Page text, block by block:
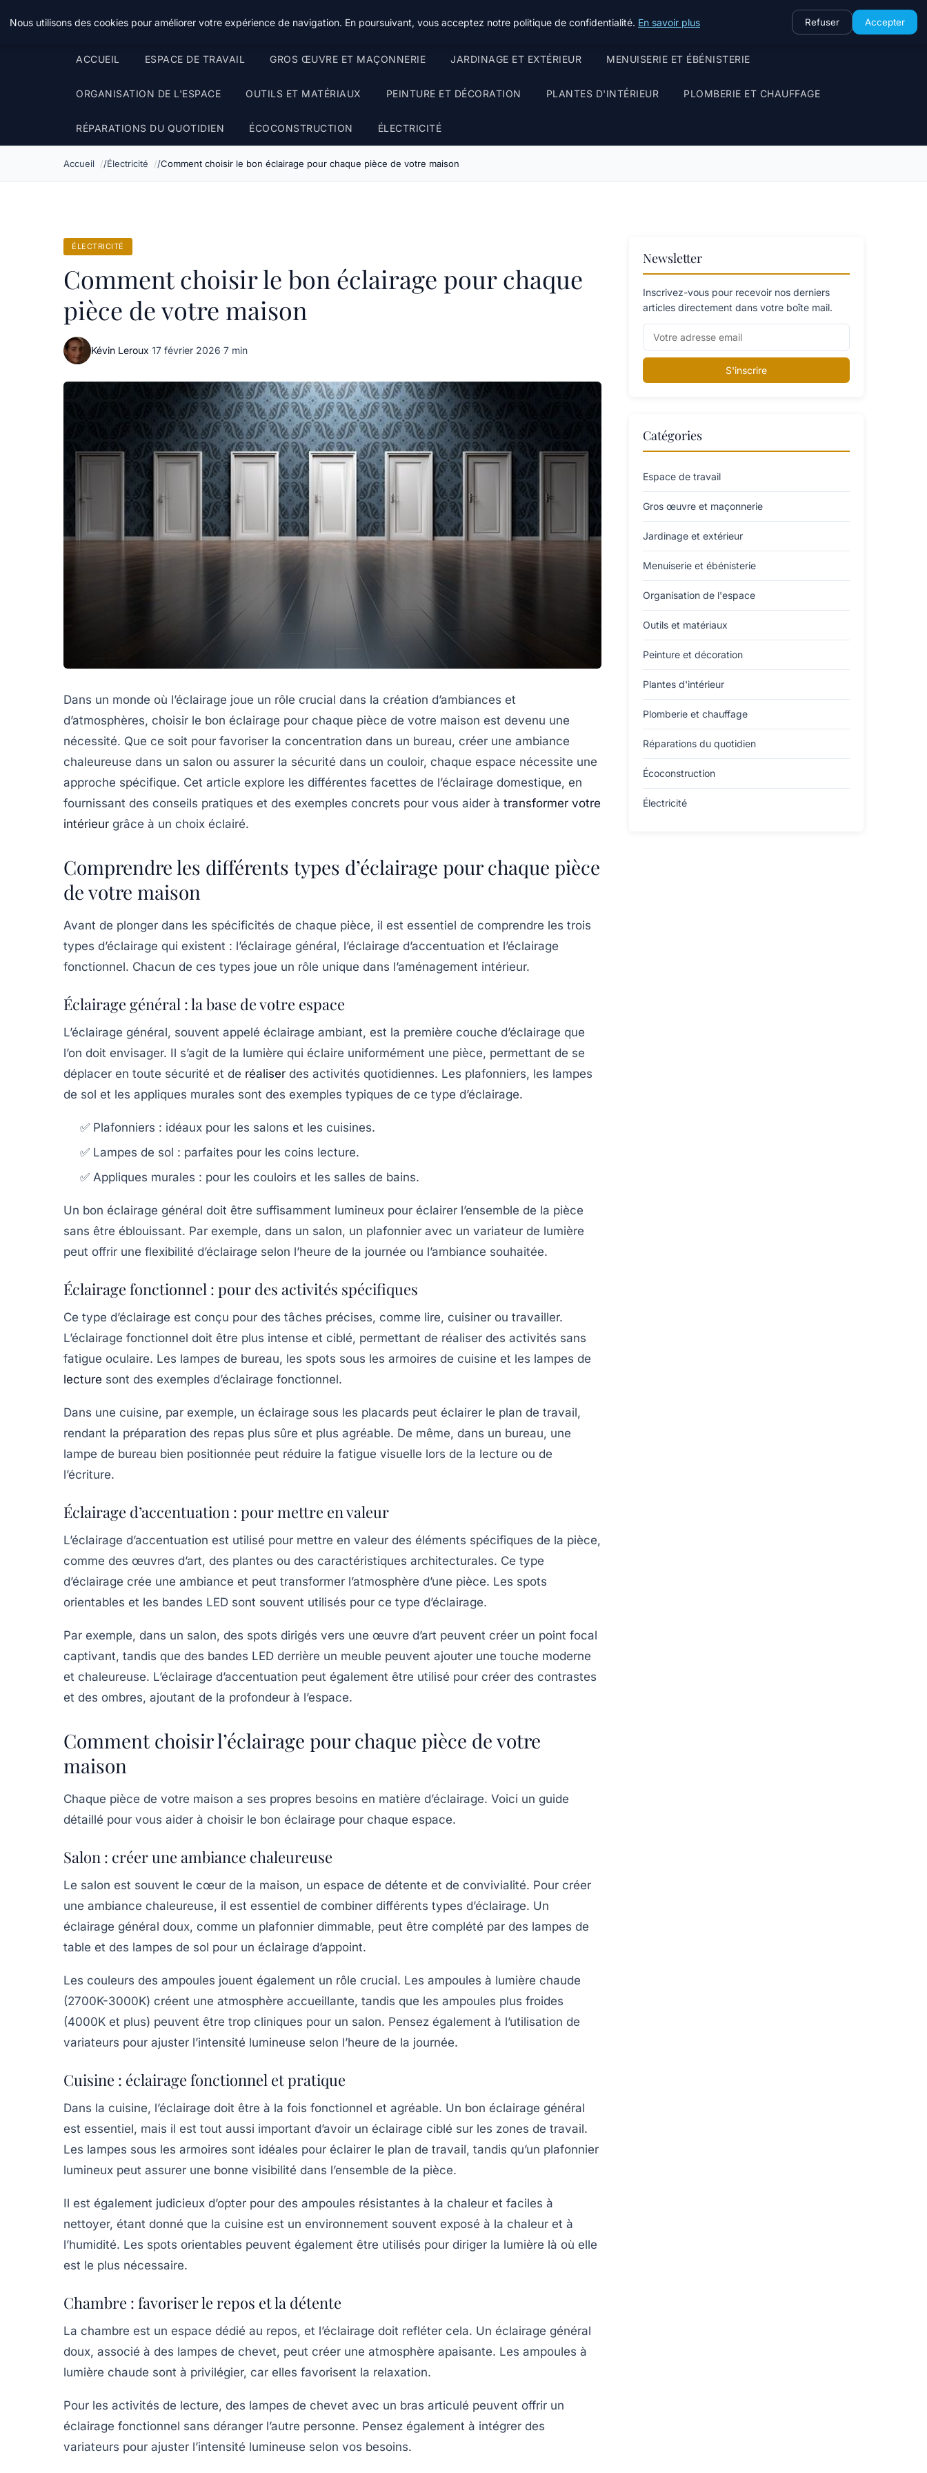
Le Temps Des Travaux
ACCUEIL ESPACE DE TRAVAIL GROS ŒUVRE ET MAÇONNERIE JARDINAGE ET EXTÉRIEUR MENUISERIE ET ÉBÉNISTERIE
ORGANISATION DE L'ESPACE OUTILS ET MATÉRIAUX PEINTURE ET DÉCORATION PLANTES D'INTÉRIEUR PLOMBERIE ET CHAUFFAGE
RÉPARATIONS DU QUOTIDIEN ÉCOCONSTRUCTION ÉLECTRICITÉ
Accueil Électricité Comment choisir le bon éclairage pour chaque pièce de votre maison
ÉLECTRICITÉ
Comment choisir le bon éclairage pour chaque
pièce de votre maison
Kévin Leroux·17 février 2026·7 min
Dans un monde où l’éclairage joue un rôle crucial dans la création d’ambiances et
d’atmosphères, choisir le bon éclairage pour chaque pièce de votre maison est devenu une
nécessité. Que ce soit pour favoriser la concentration dans un bureau, créer une ambiance
chaleureuse dans un salon ou assurer la sécurité dans un couloir, chaque espace nécessite une
approche spécifique. Cet article explore les différentes facettes de l’éclairage domestique, en
fournissant des conseils pratiques et des exemples concrets pour vous aider à transformer votre
intérieur grâce à un choix éclairé.
Comprendre les différents types d’éclairage pour chaque pièce
de votre maison
Avant de plonger dans les spécificités de chaque pièce, il est essentiel de comprendre les trois
types d’éclairage qui existent : l’éclairage général, l’éclairage d’accentuation et l’éclairage
fonctionnel. Chacun de ces types joue un rôle unique dans l’aménagement intérieur.
Éclairage général : la base de votre espace
L’éclairage général, souvent appelé éclairage ambiant, est la première couche d’éclairage que
l’on doit envisager. Il s’agit de la lumière qui éclaire uniformément une pièce, permettant de se
déplacer en toute sécurité et de réaliser des activités quotidiennes. Les plafonniers, les lampes
de sol et les appliques murales sont des exemples typiques de ce type d’éclairage.
✅ Plafonniers : idéaux pour les salons et les cuisines.
✅ Lampes de sol : parfaites pour les coins lecture.
✅ Appliques murales : pour les couloirs et les salles de bains.
Un bon éclairage général doit être suffisamment lumineux pour éclairer l’ensemble de la pièce
sans être éblouissant. Par exemple, dans un salon, un plafonnier avec un variateur de lumière
peut offrir une flexibilité d’éclairage selon l’heure de la journée ou l’ambiance souhaitée.
Éclairage fonctionnel : pour des activités spécifiques
Ce type d’éclairage est conçu pour des tâches précises, comme lire, cuisiner ou travailler.
L’éclairage fonctionnel doit être plus intense et ciblé, permettant de réaliser des activités sans
fatigue oculaire. Les lampes de bureau, les spots sous les armoires de cuisine et les lampes de
lecture sont des exemples d’éclairage fonctionnel.
Dans une cuisine, par exemple, un éclairage sous les placards peut éclairer le plan de travail,
rendant la préparation des repas plus sûre et plus agréable. De même, dans un bureau, une
lampe de bureau bien positionnée peut réduire la fatigue visuelle lors de la lecture ou de
l’écriture.
Éclairage d’accentuation : pour mettre en valeur
L’éclairage d’accentuation est utilisé pour mettre en valeur des éléments spécifiques de la pièce,
comme des œuvres d’art, des plantes ou des caractéristiques architecturales. Ce type
d’éclairage crée une ambiance et peut transformer l’atmosphère d’une pièce. Les spots
orientables et les bandes LED sont souvent utilisés pour ce type d’éclairage.
Par exemple, dans un salon, des spots dirigés vers une œuvre d’art peuvent créer un point focal
captivant, tandis que des bandes LED derrière un meuble peuvent ajouter une touche moderne
et chaleureuse. L’éclairage d’accentuation peut également être utilisé pour créer des contrastes
et des ombres, ajoutant de la profondeur à l’espace.
Comment choisir l’éclairage pour chaque pièce de votre
maison
Chaque pièce de votre maison a ses propres besoins en matière d’éclairage. Voici un guide
détaillé pour vous aider à choisir le bon éclairage pour chaque espace.
Salon : créer une ambiance chaleureuse
Le salon est souvent le cœur de la maison, un espace de détente et de convivialité. Pour créer
une ambiance chaleureuse, il est essentiel de combiner différents types d’éclairage. Un
éclairage général doux, comme un plafonnier dimmable, peut être complété par des lampes de
table et des lampes de sol pour un éclairage d’appoint.
Les couleurs des ampoules jouent également un rôle crucial. Les ampoules à lumière chaude
(2700K-3000K) créent une atmosphère accueillante, tandis que les ampoules plus froides
(4000K et plus) peuvent être trop cliniques pour un salon. Pensez également à l’utilisation de
variateurs pour ajuster l’intensité lumineuse selon l’heure de la journée.
Cuisine : éclairage fonctionnel et pratique
Dans la cuisine, l’éclairage doit être à la fois fonctionnel et agréable. Un bon éclairage général
est essentiel, mais il est tout aussi important d’avoir un éclairage ciblé sur les zones de travail.
Les lampes sous les armoires sont idéales pour éclairer le plan de travail, tandis qu’un plafonnier
lumineux peut assurer une bonne visibilité dans l’ensemble de la pièce.
Il est également judicieux d’opter pour des ampoules résistantes à la chaleur et faciles à
nettoyer, étant donné que la cuisine est un environnement souvent exposé à la chaleur et à
l’humidité. Les spots orientables peuvent également être utilisés pour diriger la lumière là où elle
est le plus nécessaire.
Chambre : favoriser le repos et la détente
La chambre est un espace dédié au repos, et l’éclairage doit refléter cela. Un éclairage général
doux, associé à des lampes de chevet, peut créer une atmosphère apaisante. Les ampoules à
lumière chaude sont à privilégier, car elles favorisent la relaxation.
Pour les activités de lecture, des lampes de chevet avec un bras articulé peuvent offrir un
éclairage fonctionnel sans déranger l’autre personne. Pensez également à intégrer des
variateurs pour ajuster l’intensité lumineuse selon vos besoins.
Newsletter
Inscrivez-vous pour recevoir nos derniers
articles directement dans votre boîte mail.
S'inscrire
Catégories
Espace de travail
Gros œuvre et maçonnerie
Jardinage et extérieur
Menuiserie et ébénisterie
Organisation de l'espace
Outils et matériaux
Peinture et décoration
Plantes d'intérieur
Plomberie et chauffage
Réparations du quotidien
Écoconstruction
Électricité
Nous utilisons des cookies pour améliorer votre expérience de navigation. En poursuivant, vous acceptez notre politique de confidentialité. En savoir plus Refuser Accepter